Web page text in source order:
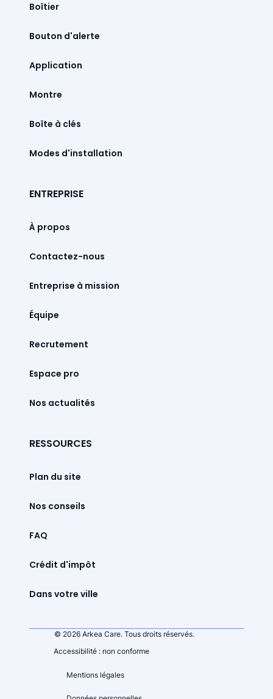
Boîtier
Bouton d'alerte
Montre
Boîte à clés
Modes d'installation
ENTREPRISE
À propos
Contactez-nous
Entreprise à mission
Équipe
Recrutement
Espace pro
Nos actualités
RESSOURCES
Plan du site
Nos conseils
FAQ
Crédit d'impôt
Dans votre ville
© 2026 Arkea Care. Tous droits réservés.
Accessibilité : non conforme
Mentions légales